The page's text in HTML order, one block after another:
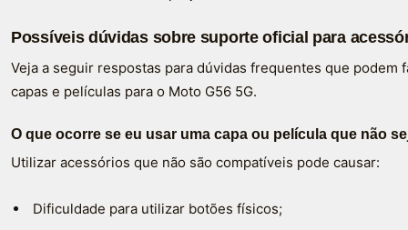
Possíveis dúvidas sobre suporte oficial para
Veja a seguir respostas para dúvidas frequentes que podem
capas e películas para o Moto G56 5G.
O que ocorre se eu usar uma capa ou película que não
Utilizar acessórios que não são compatíveis pode causar:
Dificuldade para utilizar botões físicos;